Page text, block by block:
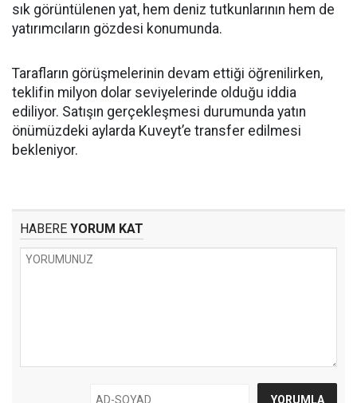
sık görüntülenen yat, hem deniz tutkunlarının hem de
yatırımcıların gözdesi konumunda.
Tarafların görüşmelerinin devam ettiği öğrenilirken,
teklifin milyon dolar seviyelerinde olduğu iddia
ediliyor. Satışın gerçekleşmesi durumunda yatın
önümüzdeki aylarda Kuveyt’e transfer edilmesi
bekleniyor.
HABERE YORUM KAT